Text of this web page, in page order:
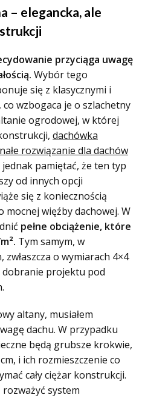
– elegancka, ale
przyciąga uwagę
Wybór tego
się z klasycznymi i
wzbogaca je o szlachetny
ogrodowej, w której
dachówka
rozwiązanie dla dachów
jednak pamiętać, że ten typ
od innych opcji
się z koniecznością
więźby dachowej. W
pełne obciążenie, które
Tym samym, w
o wymiarach 4×4
dobranie projektu pod
altany, musiałem
dachu. W przypadku
będą grubsze krokwie,
i ich rozmieszczenie co
cały ciężar konstrukcji.
system